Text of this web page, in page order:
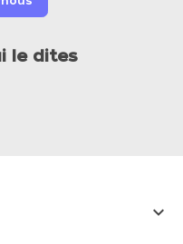
le dites
